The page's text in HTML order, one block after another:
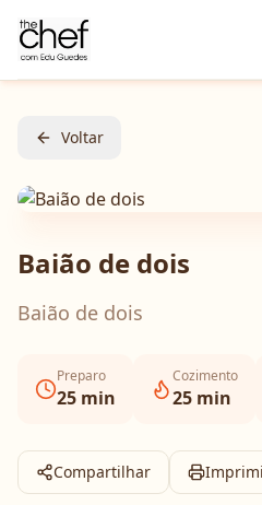
Voltar
Baião de dois
Baião de dois
Preparo
25 min
Cozimento
25 min
Compartilhar